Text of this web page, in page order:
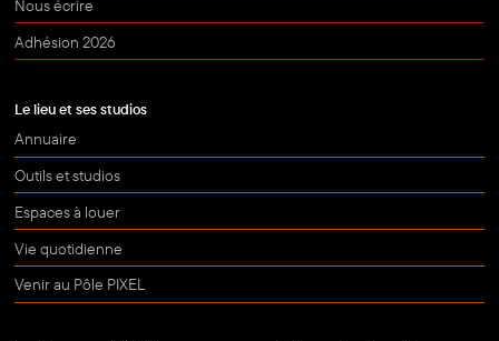
Nous écrire
Adhésion 2026
Le lieu et ses studios
Annuaire
Outils et studios
Espaces à louer
Vie quotidienne
Venir au Pôle PIXEL